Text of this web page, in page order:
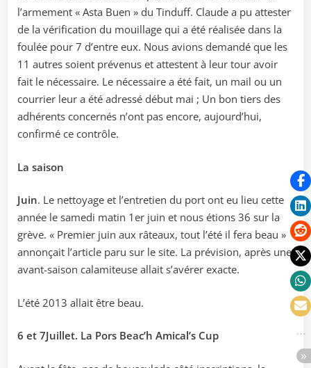
l’armement « Asta Buen » du Tinduff. Claude a pu attester
de la vérification du mouillage qui a été réalisée dans la
foulée pour 7 d’entre eux. Nous avions demandé que les
11 autres soient prévenus et attestent à leur tour avoir
fait le nécessaire. Le nécessaire a été fait, un mail ou un
courrier leur a été adressé début mai ; Un bon tiers des
adhérents concernés n’ont pas encore, aujourd’hui,
confirmé ce contrôle.
La saison
Juin. Le nettoyage et l’entretien du port ont eu lieu cette
année le samedi matin 1er juin et nous étions 36 sur la
grève. « Premier juin aux râteaux, tout l’été il fera beau »
annonçait l’article paru sur le site. La prévision, après une
avant-saison calamiteuse allait s’avérer exacte.
L’été 2013 allait être beau.
6 et 7Juillet. La Pors Beac’h Amical’s Cup